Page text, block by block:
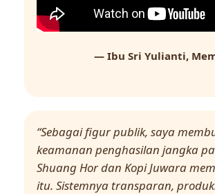
— Ibu Sri Yulianti,
“Sebagai figur publik, saya
keamanan penghasilan jangka
Shuang Hor dan Kopi Juwara
itu. Sistemnya transparan,